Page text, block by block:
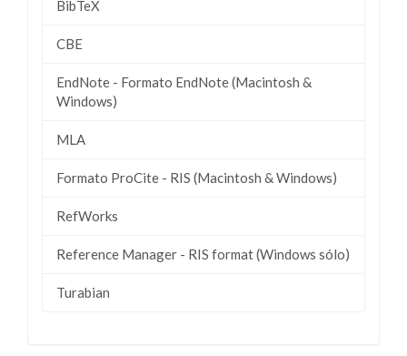
BibTeX
CBE
EndNote - Formato EndNote (Macintosh &
Windows)
MLA
Formato ProCite - RIS (Macintosh & Windows)
RefWorks
Reference Manager - RIS format (Windows sólo)
Turabian